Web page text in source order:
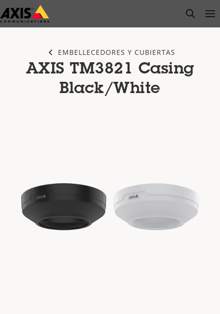
Saltar
al
open
EMBELLECEDORES Y CUBIERTAS
AXIS TM3821 Casing
Black/White